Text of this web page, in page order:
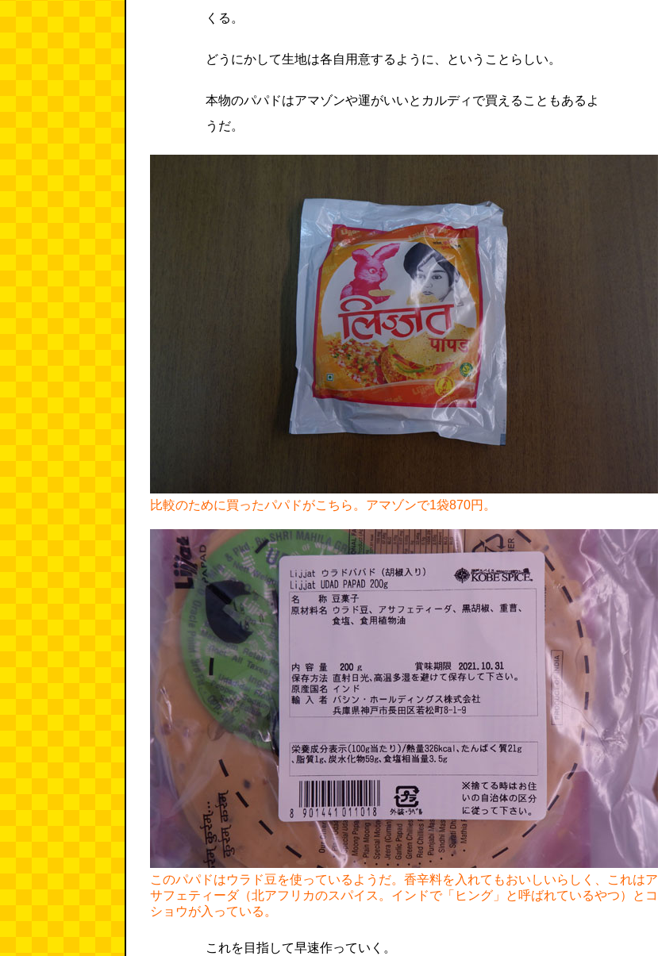
くる。
どうにかして生地は各自用意するように、ということらしい。
本物のパパドはアマゾンや運がいいとカルディで買えることもあるよ
うだ。
比較のために買ったパパドがこちら。アマゾンで1袋870円。
このパパドはウラド豆を使っているようだ。香辛料を入れてもおいしいらしく、これはア
サフェティーダ（北アフリカのスパイス。インドで「ヒング」と呼ばれているやつ）とコ
ショウが入っている。
これを目指して早速作っていく。